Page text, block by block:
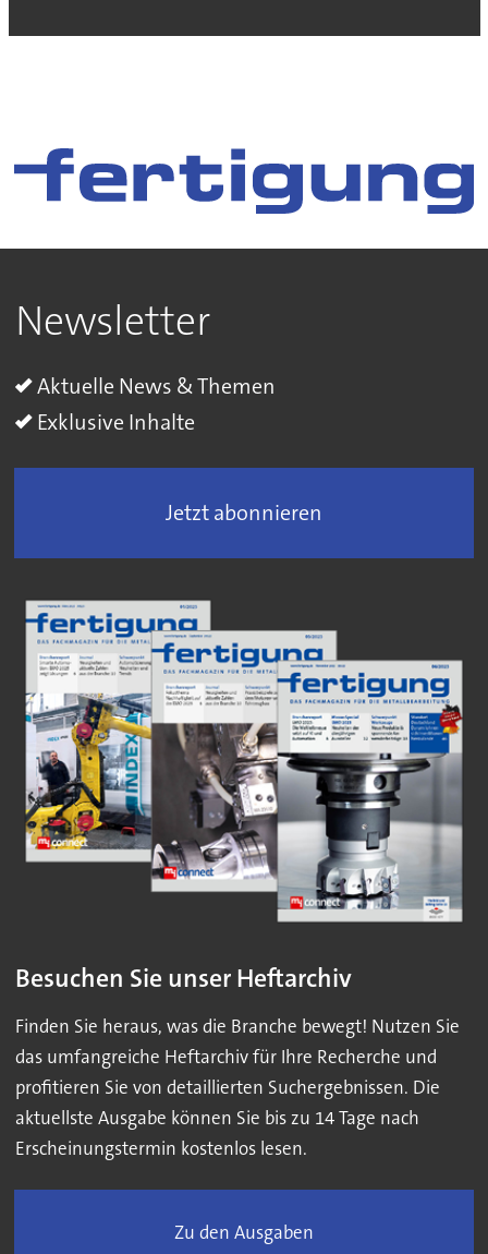
Newsletter
Aktuelle News & Themen
Exklusive Inhalte
Jetzt abonnieren
Besuchen Sie unser Heftarchiv
Finden Sie heraus, was die Branche bewegt! Nutzen Sie
das umfangreiche Heftarchiv für Ihre Recherche und
profitieren Sie von detaillierten Suchergebnissen. Die
aktuellste Ausgabe können Sie bis zu 14 Tage nach
Erscheinungstermin kostenlos lesen.
Zu den Ausgaben